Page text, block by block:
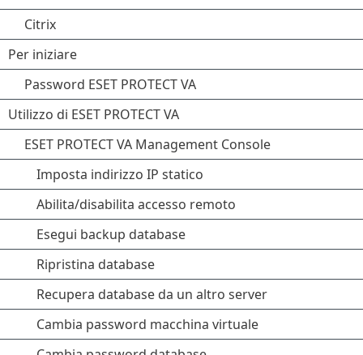
Citrix
Per iniziare
Password ESET PROTECT VA
Utilizzo di ESET PROTECT VA
ESET PROTECT VA Management Console
Imposta indirizzo IP statico
Abilita/disabilita accesso remoto
Esegui backup database
Ripristina database
Recupera database da un altro server
Cambia password macchina virtuale